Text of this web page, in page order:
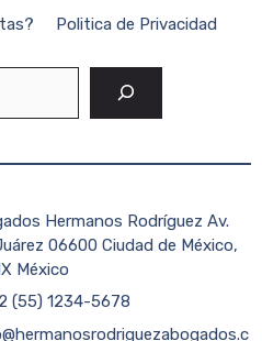
Politica de Privacidad
Hermanos Rodríguez Av.
06600 Ciudad de México,
México
(55) 1234-5678